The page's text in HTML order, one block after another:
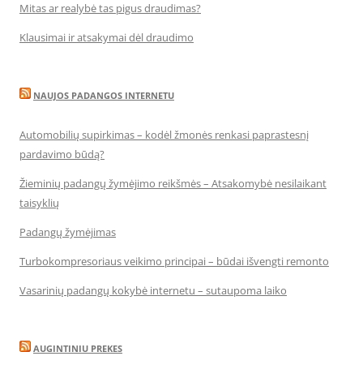
Mitas ar realybė tas pigus draudimas?
Klausimai ir atsakymai dėl draudimo
NAUJOS PADANGOS INTERNETU
Automobilių supirkimas – kodėl žmonės renkasi paprastesnį
pardavimo būdą?
Žieminių padangų žymėjimo reikšmės – Atsakomybė nesilaikant
taisyklių
Padangų žymėjimas
Turbokompresoriaus veikimo principai – būdai išvengti remonto
Vasarinių padangų kokybė internetu – sutaupoma laiko
AUGINTINIU PREKES